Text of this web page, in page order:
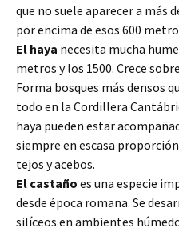
que no suele aparecer a más
por encima de esos 600
El haya necesita mucha
metros y los 1500. Crece
Forma bosques más densos
todo en la Cordillera
haya pueden estar
siempre en escasa
tejos y acebos.
El castaño es una especie
desde época romana. Se
silíceos en ambientes